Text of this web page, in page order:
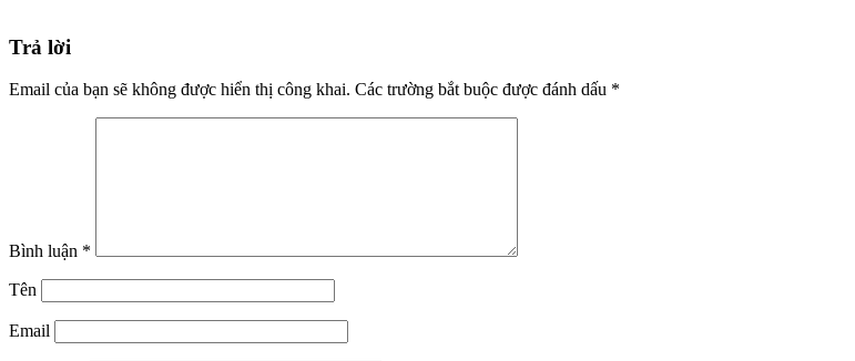
Trả lời
Email của bạn sẽ không được hiển thị công khai. Các trường bắt buộc được đánh dấu *
Bình luận *
Tên
Email